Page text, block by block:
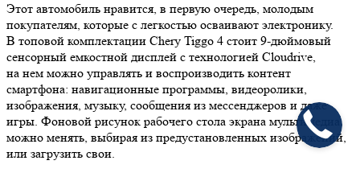
Этот автомобиль нравится, в первую очередь, молодым
покупателям, которые с легкостью осваивают электронику.
В топовой комплектации Chery Tiggo 4 стоит 9-дюймовый
сенсорный емкостной дисплей с технологией Cloudrive,
на нем можно управлять и воспроизводить контент
смартфона: навигационные программы, видеоролики,
изображения, музыку, сообщения из мессенджеров и даже
игры. Фоновой рисунок рабочего стола экрана мультимедиа
можно менять, выбирая из предустановленных изображений,
или загрузить свои.